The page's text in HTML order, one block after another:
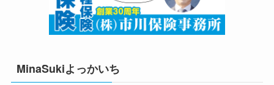
MinaSukiよっかいち